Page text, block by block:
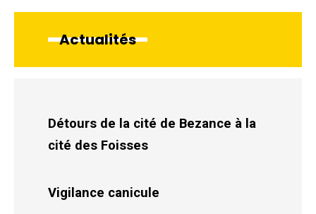
Actualités
Détours de la cité de Bezance à la
cité des Foisses
Vigilance canicule